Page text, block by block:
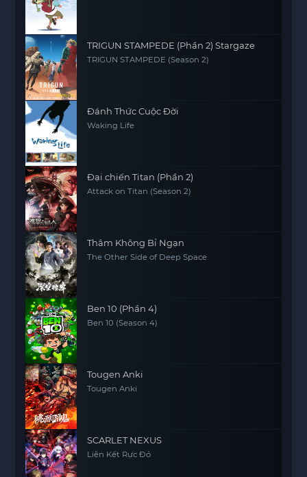
TRIGUN STAMPEDE (Phần 2) Stargaze
TRIGUN STAMPEDE (Season 2)
Đánh Thức Cuộc Đời
Waking Life
Đại chiến Titan (Phần 2)
Attack on Titan (Season 2)
Thâm Không Bỉ Ngạn
The Other Side of Deep Space
Ben 10 (Phần 4)
Ben 10 (Season 4)
Tougen Anki
Tougen Anki
SCARLET NEXUS
Liên Kết Rực Đỏ